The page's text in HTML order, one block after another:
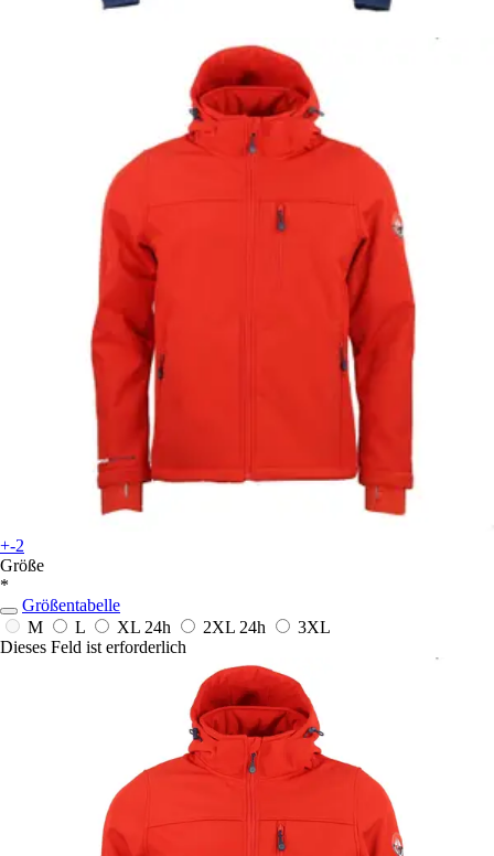
+-2
Größe
*
Größentabelle
M
L XL 24h 2XL 24h
3XL
Dieses Feld ist erforderlich